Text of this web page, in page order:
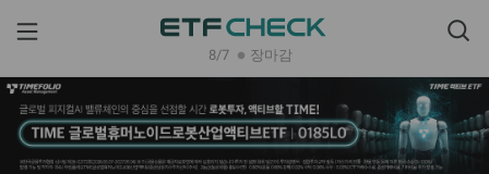
8/7 fiber_manual_record 장마감